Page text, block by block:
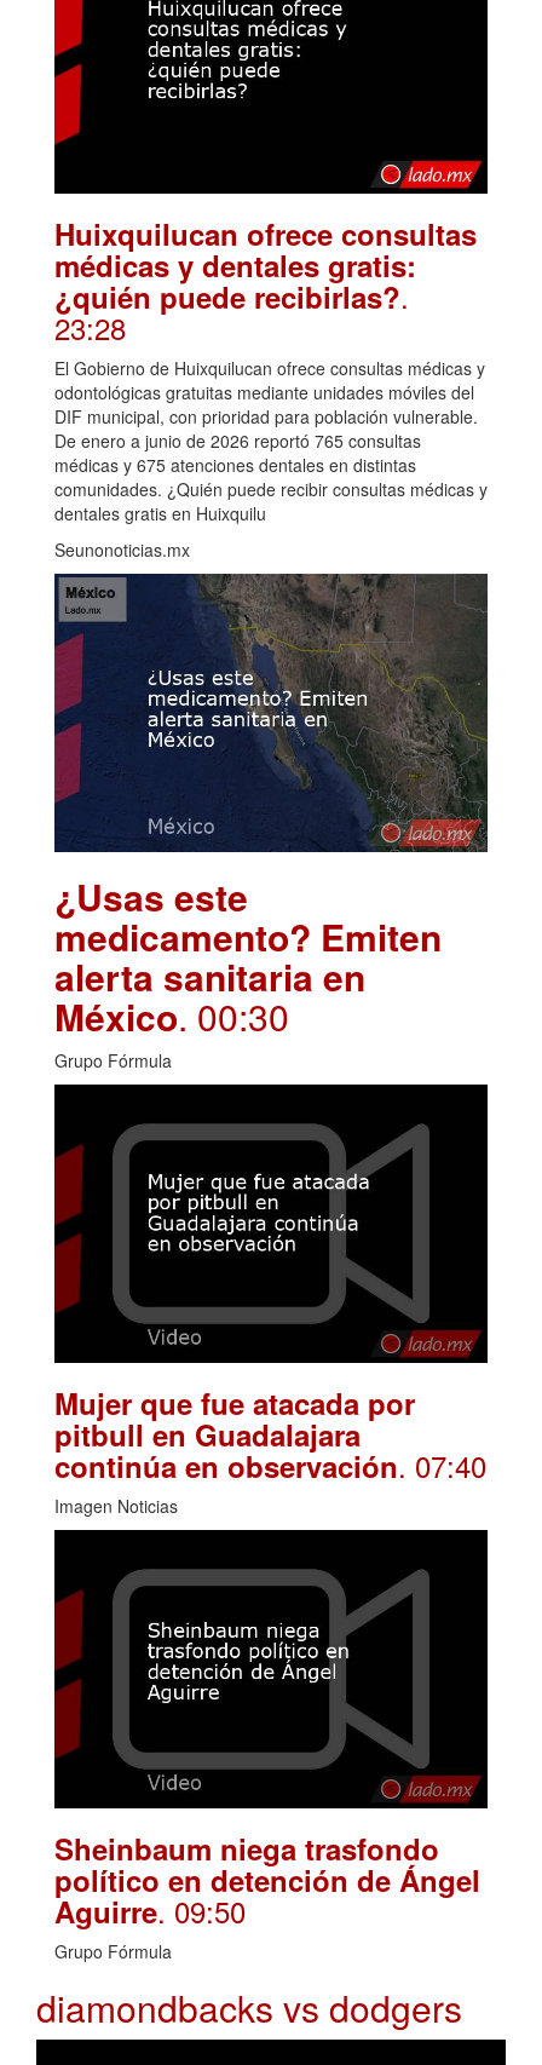
Huixquilucan ofrece consultas
médicas y dentales gratis:
¿quién puede recibirlas?.
23:28
El Gobierno de Huixquilucan ofrece consultas médicas y
odontológicas gratuitas mediante unidades móviles del
DIF municipal, con prioridad para población vulnerable.
De enero a junio de 2026 reportó 765 consultas
médicas y 675 atenciones dentales en distintas
comunidades. ¿Quién puede recibir consultas médicas y
dentales gratis en Huixquilu
Seunonoticias.mx
¿Usas este
medicamento? Emiten
alerta sanitaria en
México. 00:30
Grupo Fórmula
Mujer que fue atacada por
pitbull en Guadalajara
continúa en observación. 07:40
Imagen Noticias
Sheinbaum niega trasfondo
político en detención de Ángel
Aguirre. 09:50
Grupo Fórmula
diamondbacks vs dodgers